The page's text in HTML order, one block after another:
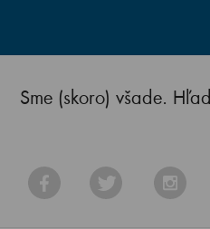
Sme (skoro) všade.